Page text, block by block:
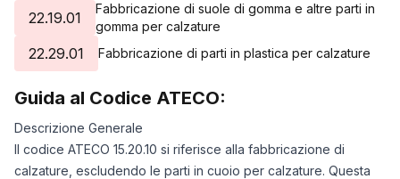
22.19.01
Fabbricazione di suole di gomma e altre parti in
gomma per calzature
22.29.01 Fabbricazione di parti in plastica per calzature
Guida al Codice ATECO:
Descrizione Generale
Il codice ATECO 15.20.10 si riferisce alla fabbricazione di
calzature, escludendo le parti in cuoio per calzature. Questa